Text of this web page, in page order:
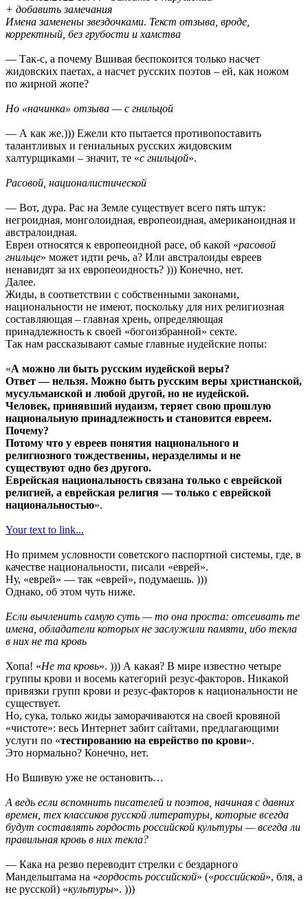
+ добавить замечания
Имена заменены звездочками. Текст отзыва, вроде,
корректный, без грубости и хамства
— Так-с, а почему Вшивая беспокоится только насчет
жидовских паетах, а насчет русских поэтов – ей, как ножом
по жирной жопе?
Но «начинка» отзыва — с гнильцой
— А как же.))) Ежели кто пытается противопоставить
талантливых и гениальных русских жидовским
халтурщиками – значит, те «с гнильцой».
Расовой, националистической
— Вот, дура. Рас на Земле существует всего пять штук:
негроидная, монголоидная, европеоидная, американоидная и
австралоидная.
Евреи относятся к европеоидной расе, об какой «расовой
гнильце» может идти речь, а? Или австралоиды евреев
ненавидят за их европеоидность? ))) Конечно, нет.
Далее.
Жиды, в соответствии с собственными законами,
национальности не имеют, поскольку для них религиозная
составляющая – главная хрень, определяющая
принадлежность к своей «богоизбранной» секте.
Так нам рассказывают самые главные иудейские попы:
«А можно ли быть русским иудейской веры?
Ответ — нельзя. Можно быть русским веры христианской,
мусульманской и любой другой, но не иудейской.
Человек, принявший иудаизм, теряет свою прошлую
национальную принадлежность и становится евреем.
Почему?
Потому что у евреев понятия национального и
религиозного тождественны, неразделимы и не
существуют одно без другого.
Еврейская национальность связана только с еврейской
религией, а еврейская религия — только с еврейской
национальностью».
Your text to link...
Но примем условности советского паспортной системы, где, в
качестве национальности, писали «еврей».
Ну, «еврей» — так «еврей», подумаешь. )))
Однако, об этом чуть ниже.
Если вычленить самую суть — то она проста: отсеивать те
имена, обладатели которых не заслужили памяти, ибо текла
в них не та кровь
Хопа! «Не та кровь». ))) А какая? В мире известно четыре
группы крови и восемь категорий резус-факторов. Никакой
привязки групп крови и резус-факторов к национальности не
существует.
Но, сука, только жиды заморачиваются на своей кровяной
«чистоте»: весь Интернет забит сайтами, предлагающими
услуги по «тестированию на еврейство по крови».
Это нормально? Конечно, нет.
Но Вшивую уже не остановить…
А ведь если вспомнить писателей и поэтов, начиная с давних
времен, тех классиков русской литературы, которые всегда
будут составлять гордость российской культуры — всегда ли
правильная кровь в них текла?
— Кака на резво переводит стрелки с бездарного
Мандельштама на «гордость российской» («российской», бля, а
не русской) «культуры». )))